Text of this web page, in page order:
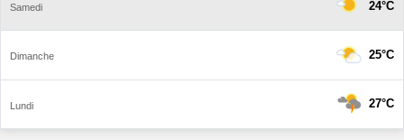
Samedi 24°C
Dimanche 25°C
Lundi 27°C